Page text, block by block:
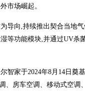
市场崛起。
导向,持续推出契合当地
等功能模块,并通过UV杀
智家于2024年8月14日奠
、房车空调、移动式空